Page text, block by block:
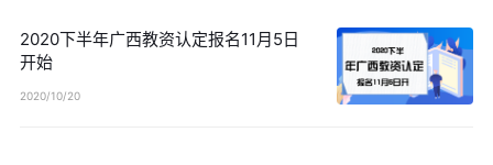
2020下半年广西教资认定报名11月5日
开始
2020/10/20